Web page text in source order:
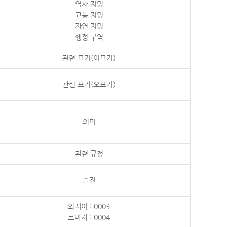
역사 지명
교통 지명
자연 지명
행정 구역
관련 표기(이표기)
관련 표기(오표기)
의미
관련 규정
출전
외래어 : 0003
로마자 : 0004